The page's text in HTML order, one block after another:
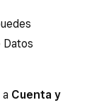
Datos
Cuenta y